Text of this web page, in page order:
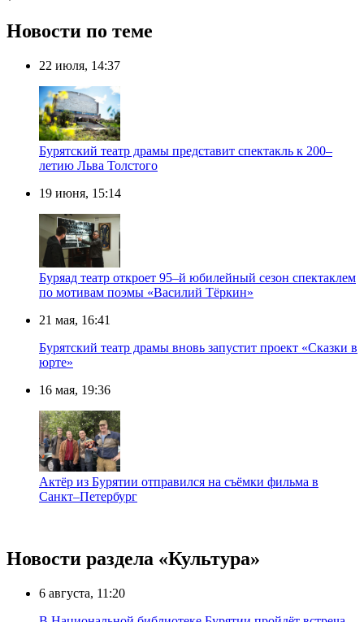
Новости по теме
22 июля, 14:37
Бурятский театр драмы представит спектакль к 200–
летию Льва Толстого
19 июня, 15:14
Буряад театр откроет 95–й юбилейный сезон спектаклем
по мотивам поэмы «Василий Тёркин»
21 мая, 16:41
Бурятский театр драмы вновь запустит проект «Сказки в
юрте»
16 мая, 19:36
Актёр из Бурятии отправился на съёмки фильма в
Санкт–Петербург
Новости раздела «Культура»
6 августа, 11:20